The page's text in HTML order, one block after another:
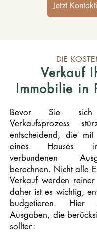
Jetzt
DIE
Verkauf
Immobilie in
Bevor Sie
Verkaufsprozess
entscheidend, die
eines Hauses
verbundenen
berechnen. Nicht alle
Verkauf werden
daher ist es wichtig,
budgetieren. Hier
Ausgaben, die
sollten: